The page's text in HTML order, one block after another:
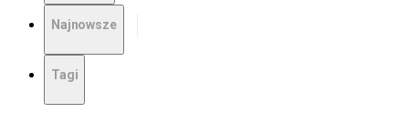
Najnowsze
Tagi